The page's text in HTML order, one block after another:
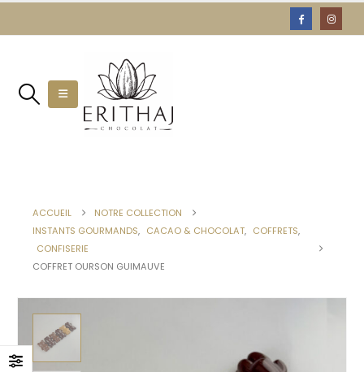
ACCUEIL
NOTRE COLLECTION
INSTANTS GOURMANDS, CACAO & CHOCOLAT, COFFRETS,
CONFISERIE
COFFRET OURSON GUIMAUVE